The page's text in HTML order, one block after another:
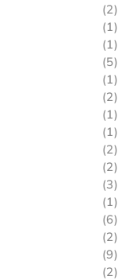
(2)
(1)
(1)
(5)
(1)
(2)
(1)
(1)
(2)
(2)
(3)
(1)
(6)
(2)
(9)
(2)